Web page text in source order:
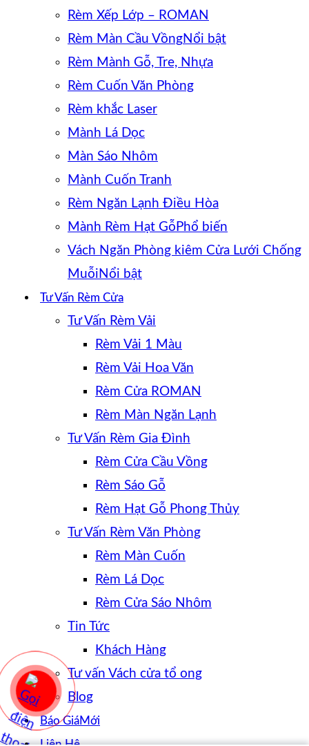
Rèm Xếp Lớp – ROMAN
Rèm Màn Cầu Vồng
Rèm Mành Gỗ, Tre, Nhựa
Rèm Cuốn Văn Phòng
Rèm khắc Laser
Mành Lá Dọc
Màn Sáo Nhôm
Mành Cuốn Tranh
Rèm Ngăn Lạnh Điều Hòa
Mành Rèm Hạt Gỗ
Vách Ngăn Phòng kiêm Cửa Lưới Chống
Muỗi
Tư Vấn Rèm Cửa
Tư Vấn Rèm Vải
Rèm Vải 1 Màu
Rèm Vải Hoa Văn
Rèm Cửa ROMAN
Rèm Màn Ngăn Lạnh
Tư Vấn Rèm Gia Đình
Rèm Cửa Cầu Vồng
Rèm Sáo Gỗ
Rèm Hạt Gỗ Phong Thủy
Tư Vấn Rèm Văn Phòng
Rèm Màn Cuốn
Rèm Lá Dọc
Rèm Cửa Sáo Nhôm
Tin Tức
Khách Hàng
Tư vấn Vách cửa tổ ong
Blog
Báo Giá